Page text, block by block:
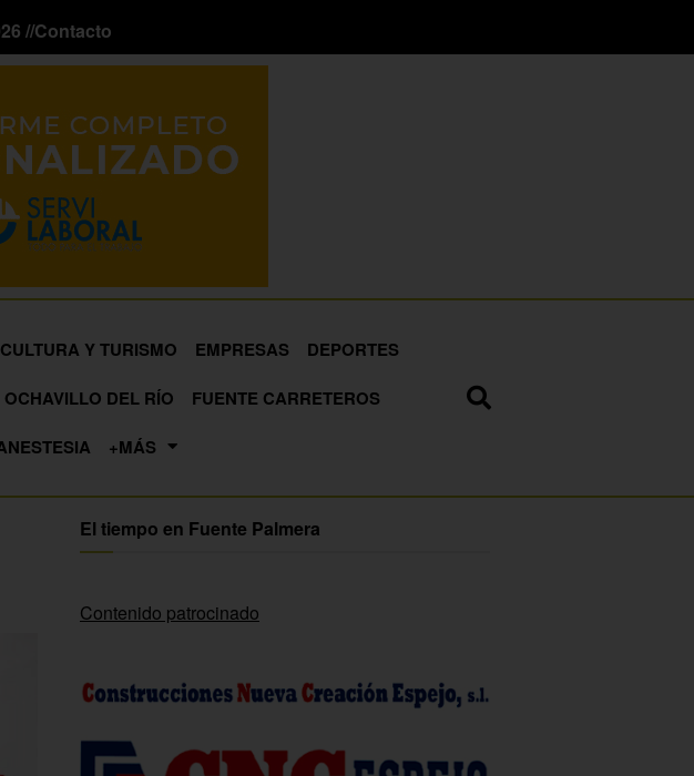
//Contacto
CULTURA Y TURISMO EMPRESAS
DEPORTES
OCHAVILLO DEL RÍO
FUENTE CARRETEROS
+MÁS
El tiempo en Fuente Palmera
Contenido patrocinado